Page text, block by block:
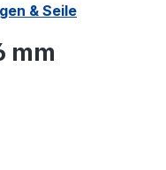
& Seile
mm